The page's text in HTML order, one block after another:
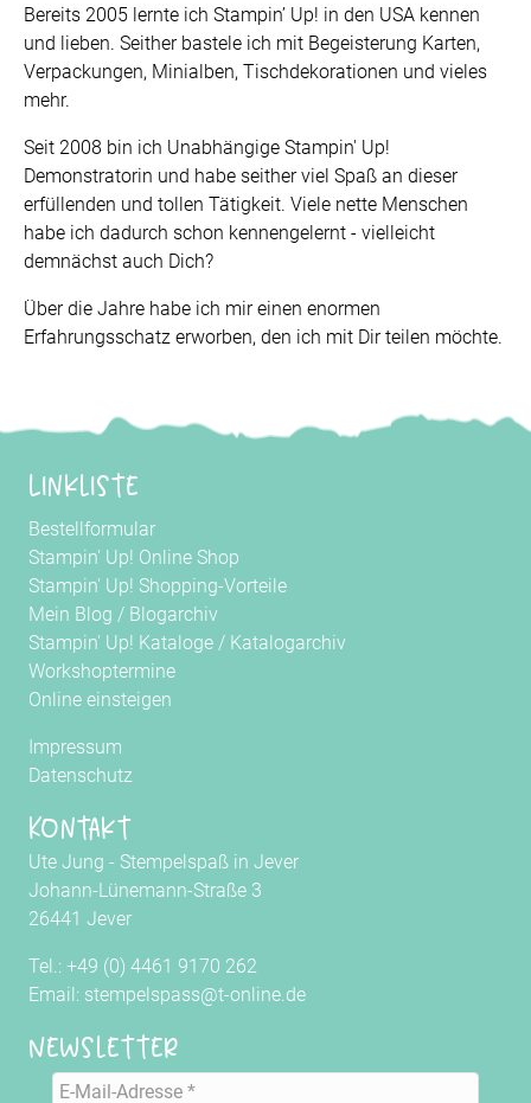
Bereits 2005 lernte ich Stampin’ Up! in den USA kennen
und lieben. Seither bastele ich mit Begeisterung Karten,
Verpackungen, Minialben, Tischdekorationen und vieles
mehr.
Seit 2008 bin ich Unabhängige Stampin' Up!
Demonstratorin und habe seither viel Spaß an dieser
erfüllenden und tollen Tätigkeit. Viele nette Menschen
habe ich dadurch schon kennengelernt - vielleicht
demnächst auch Dich?
Über die Jahre habe ich mir einen enormen
Erfahrungsschatz erworben, den ich mit Dir teilen möchte.
Linkliste
Bestellformular
Stampin' Up! Online Shop
Stampin' Up! Shopping-Vorteile
Mein Blog / Blogarchiv
Stampin' Up! Kataloge / Katalogarchiv
Workshoptermine
Online einsteigen
Impressum
Datenschutz
Kontakt
Ute Jung - Stempelspaß in Jever
Johann-Lünemann-Straße 3
26441 Jever
Tel.: +49 (0) 4461 9170 262
Email: stempelspass@t-online.de
Newsletter